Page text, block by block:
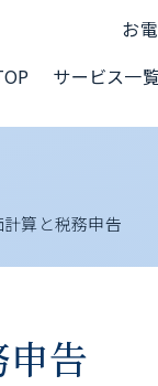
お
サービス一
計算と税務申告
告